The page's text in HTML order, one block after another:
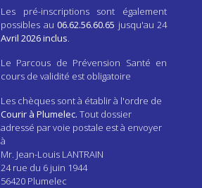
Les pré-inscriptions sont également
possibles au 06.62.56.60.65 jusqu'au 24
Avril 2026 inclus.
Le Parcous de Prévension Santé en
cours de validité est obligatoire
Les chèques sont à établir à l'ordre de
Courir à Plumelec. Tout dossier
adressé par voie postale est à envoyer
à
Mr. Jean-Louis LANTRAIN
24 rue du 6 juin 1944
56420 Plumelec